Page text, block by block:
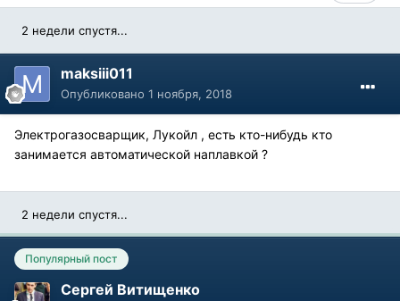
2 недели спустя...
maksiii011
Опубликовано 1 ноября, 2018
Электрогазосварщик, Лукойл , есть кто-нибудь кто
занимается автоматической наплавкой ?
2 недели спустя...
Популярный пост
Сергей Витищенко